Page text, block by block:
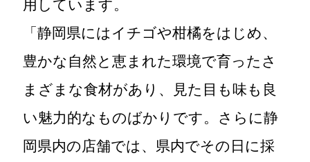
用しています。
「静岡県にはイチゴや柑橘をはじめ、
豊かな自然と恵まれた環境で育ったさ
まざまな食材があり、見た目も味も良
い魅力的なものばかりです。さらに静
岡県内の店舗では、県内でその日に採